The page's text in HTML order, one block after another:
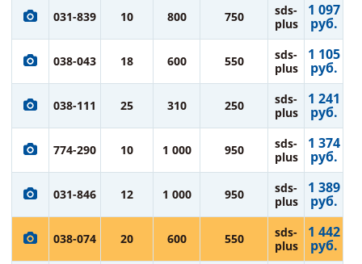
031-839 10 800 750
sds-
plus
1 097
руб.
038-043 18 600 550
sds-
plus
1 105
руб.
038-111 25 310 250
sds-
plus
1 241
руб.
774-290 10 1 000 950
sds-
plus
1 374
руб.
031-846 12 1 000 950
sds-
plus
1 389
руб.
038-074 20 600 550
sds-
plus
1 442
руб.